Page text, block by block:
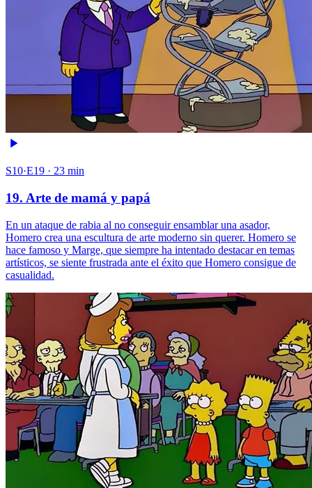
S10·E19 · 23 min
19. Arte de mamá y papá
En un ataque de rabia al no conseguir ensamblar una asador,
Homero crea una escultura de arte moderno sin querer. Homero se
hace famoso y Marge, que siempre ha intentado destacar en temas
artísticos, se siente frustrada ante el éxito que Homero consigue de
casualidad.